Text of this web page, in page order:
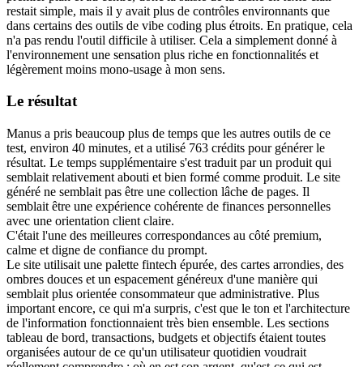
restait simple, mais il y avait plus de contrôles environnants que
dans certains des outils de vibe coding plus étroits. En pratique, cela
n'a pas rendu l'outil difficile à utiliser. Cela a simplement donné à
l'environnement une sensation plus riche en fonctionnalités et
légèrement moins mono-usage à mon sens.
Le résultat
Manus a pris beaucoup plus de temps que les autres outils de ce
test, environ 40 minutes, et a utilisé 763 crédits pour générer le
résultat. Le temps supplémentaire s'est traduit par un produit qui
semblait relativement abouti et bien formé comme produit. Le site
généré ne semblait pas être une collection lâche de pages. Il
semblait être une expérience cohérente de finances personnelles
avec une orientation client claire.
C'était l'une des meilleures correspondances au côté premium,
calme et digne de confiance du prompt.
Le site utilisait une palette fintech épurée, des cartes arrondies, des
ombres douces et un espacement généreux d'une manière qui
semblait plus orientée consommateur que administrative. Plus
important encore, ce qui m'a surpris, c'est que le ton et l'architecture
de l'information fonctionnaient très bien ensemble. Les sections
tableau de bord, transactions, budgets et objectifs étaient toutes
organisées autour de ce qu'un utilisateur quotidien voudrait